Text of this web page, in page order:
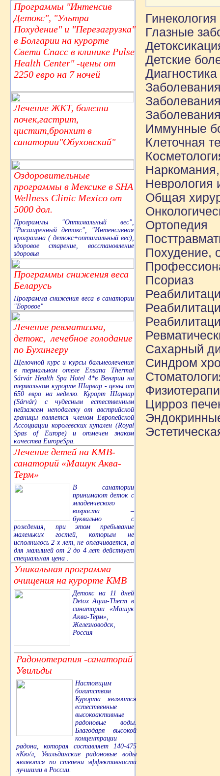
Программы "Интенсив
Детокс", "Ультра
Похудение" и "Перезагрузка"
в Болгарии на курорте
Свети Спасс в клинике Pulse
Health Center" -цены от
2250 евро на 7 ночей
Лечение ЖКТ, болезни
почек,гастрит,
цистит,бронхит в
санатории"Обуховский"
Оздоровительные
программы в Мексике в SHA
Wellness Clinic Mexico от
5000 дол.
Программы "Оптимальный вес",
"Расширенный детокс", "Интенсивная
программа ( детокс+оптимальный вес),
здоровое старение, восстановление
здоровья
Программы снижения веса
Беларусь
Программа снижения веса в санатории
"Боровое"
Лечение ревматизма,
детокс, лечебное голодание
по Бухингеру
Щелочной курс и курсы бальнеолечения
в термальном отеле Ensana Thermal
Sárvár Health Spa Hotel 4*в Венгрии на
термальном курорте Шарвар - цены от
650 евро на неделю. Курорт Шарвар
(Sárvár) с чудесным естественным
пейзажем неподалеку от австрийской
границы является членом Европейской
Ассоциации королевских купален (Royal
Spas of Europe) и отмечен знаком
качества EuropeSpa.
Лечение детей на КМВ-
санаторий «Машук Аква-
Терм»
В санатории
принимают деток с
младенческого
возраста –
буквально с
рождения, при этом пребывание
маленьких гостей, которым не
исполнилось 2-х лет, не оплачивается, а
для малышей от 2 до 4 лет действует
специальная цена .
Уникальная программа
очищения на курорте КМВ
Детокс на 11 дней
Detox Aqua-Therm в
санатории «Машук
Аква-Терм»,
Железноводск,
Россия
Радонотерапия -санаторий
Увильды
Настоящим
богатством
Курорта являются
естественные
высокоактивные
радоновые воды.
Благодаря высокой
концентрации
радона, которая составляет 140-475
нКю/л, Увильдинские радоновые воды
являются по степени эффективности
лучшими в России.
Гинекология
Глазные
Детские
Диагностика
Иммунные
Клеточная
Неврология
Общая
Ортопедия
Похудение,
Псориаз
Сахарный
Синдром
Цирроз